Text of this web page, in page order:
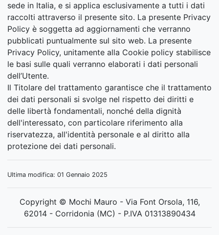
sede in Italia, e si applica esclusivamente a tutti i dati
raccolti attraverso il presente sito. La presente Privacy
Policy è soggetta ad aggiornamenti che verranno
pubblicati puntualmente sul sito web. La presente
Privacy Policy, unitamente alla Cookie policy stabilisce
le basi sulle quali verranno elaborati i dati personali
dell’Utente.
Il Titolare del trattamento garantisce che il trattamento
dei dati personali si svolge nel rispetto dei diritti e
delle libertà fondamentali, nonché della dignità
dell'interessato, con particolare riferimento alla
riservatezza, all'identità personale e al diritto alla
protezione dei dati personali.
Ultima modifica: 01 Gennaio 2025
Copyright © Mochi Mauro - Via Font Orsola, 116,
62014 - Corridonia (MC) - P.IVA 01313890434